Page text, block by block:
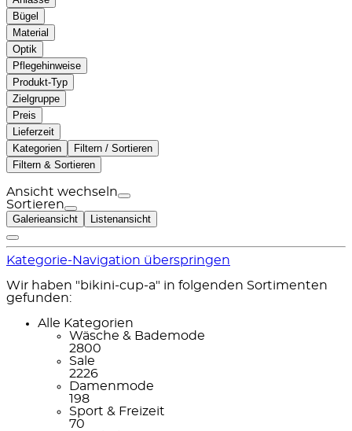
Bügel
Material
Optik
Pflegehinweise
Produkt-Typ
Zielgruppe
Preis
Lieferzeit
Kategorien
Filtern / Sortieren
Filtern & Sortieren
Ansicht wechseln
Sortieren
Galerieansicht Listenansicht
Kategorie-Navigation überspringen
Wir haben "bikini-cup-a" in folgenden Sortimenten
gefunden:
Alle Kategorien
Wäsche & Bademode
2800
Sale
2226
Damenmode
198
Sport & Freizeit
70